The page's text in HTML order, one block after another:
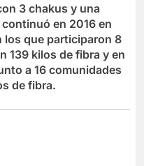
3 chakus y una
en 2016 en
los que participaron 8
139 kilos de fibra y en
a 16 comunidades
de fibra.